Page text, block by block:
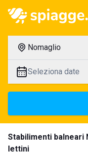
Nomaglio
Seleziona date
Stabilimenti balneari
lettini